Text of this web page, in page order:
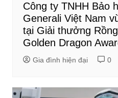
Công ty TNHH Bảo
Generali Việt Nam
tại Giải thưởng
Golden Dragon
Gia đình hiện đại 0